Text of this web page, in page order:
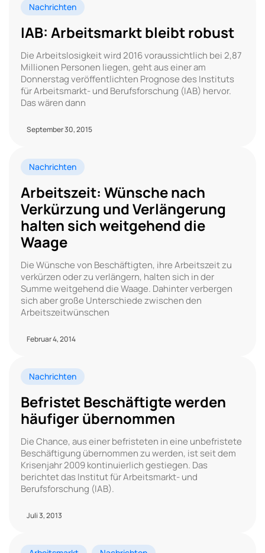
Nachrichten
IAB: Arbeitsmarkt bleibt robust
Die Arbeitslosigkeit wird 2016 voraussichtlich bei 2,87
Millionen Personen liegen, geht aus einer am
Donnerstag veröffentlichten Prognose des Instituts
für Arbeitsmarkt- und Berufsforschung (IAB) hervor.
Das wären dann
September 30, 2015
Nachrichten
Arbeitszeit: Wünsche nach
Verkürzung und Verlängerung
halten sich weitgehend die
Waage
Die Wünsche von Beschäftigten, ihre Arbeitszeit zu
verkürzen oder zu verlängern, halten sich in der
Summe weitgehend die Waage. Dahinter verbergen
sich aber große Unterschiede zwischen den
Arbeitszeitwünschen
Februar 4, 2014
Nachrichten
Befristet Beschäftigte werden
häufiger übernommen
Die Chance, aus einer befristeten in eine unbefristete
Beschäftigung übernommen zu werden, ist seit dem
Krisenjahr 2009 kontinuierlich gestiegen. Das
berichtet das Institut für Arbeitsmarkt- und
Berufsforschung (IAB).
Juli 3, 2013